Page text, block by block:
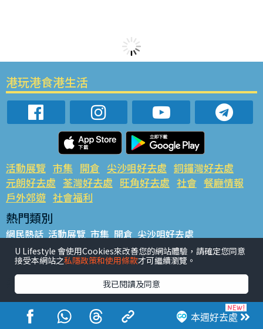
本週好去處
港玩港食港生活
活動展覽 市集 開倉 尖沙咀好去處 銅鑼灣好去處
元朗好去處 荃灣好去處 旺角好去處 社會 餐廳情報
戶外郊遊 社會福利
熱門類別
網民熱話 活動展覽 市集 開倉 尖沙咀好去處
銅鑼灣好去處 元朗好去處 荃灣好去處 旺角好去處 社會
餐廳情報 戶外郊遊
熱門標籤
#UGO搵好去處 #人氣活動推介 #美食社群熱話
#親子玩樂好去處
#ULifestyle應用程式
#限時搶
U Lifestyle 會使用Cookies來改善您的網站體驗，請確定您同意
接受本網站之私隱政策和使用條款才可繼續瀏覽。
我已閱讀及同意